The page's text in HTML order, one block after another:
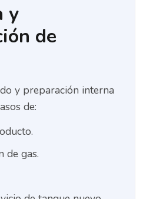
y
de
y preparación interna
de:
de gas.